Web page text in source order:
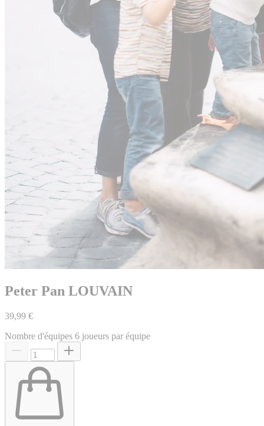
Peter Pan LOUVAIN
39,99 €
Nombre d'équipes 6 joueurs par équipe